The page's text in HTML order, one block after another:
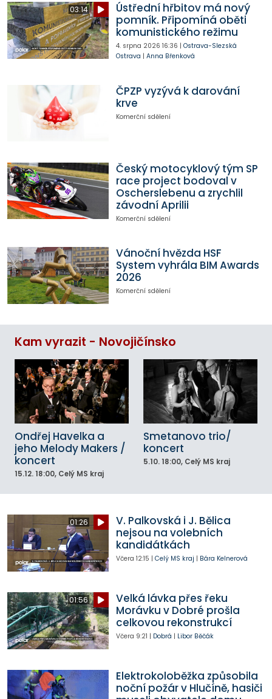
03:14
Ústřední hřbitov má nový
pomník. Připomíná oběti
komunistického režimu
4. srpna 2026 16:36 | Ostrava-Slezská
Ostrava | Anna Břenková
ČPZP vyzývá k darování
krve
Komerční sdělení
Český motocyklový tým SP
race project bodoval v
Oscherslebenu a zrychlil
závodní Aprilii
Komerční sdělení
Vánoční hvězda HSF
System vyhrála BIM Awards
2026
Komerční sdělení
Kam vyrazit - Novojičínsko
Ondřej Havelka a
jeho Melody Makers /
koncert
15.12. 18:00, Celý MS kraj
Smetanovo trio/
koncert
5.10. 18:00, Celý MS kraj
01:26
V. Palkovská i J. Bělica
nejsou na volebních
kandidátkách
Včera 12:15 | Celý MS kraj | Bára Kelnerová
01:56
Velká lávka přes řeku
Morávku v Dobré prošla
celkovou rekonstrukcí
Včera 9:21 | Dobrá | Libor Běčák
Elektrokoloběžka způsobila
noční požár v Hlučíně, hasiči